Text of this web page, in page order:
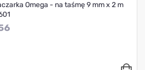
Omega - na taśmę 9 mm x 2 m